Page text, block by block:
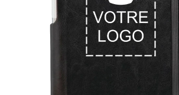
touches
fléchées
pour
panoramiser